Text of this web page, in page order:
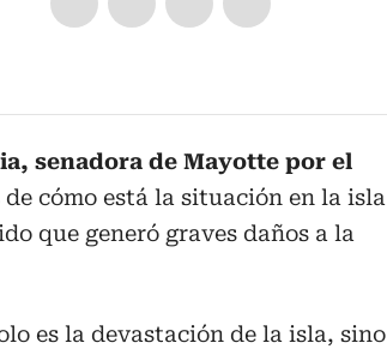
senadora de Mayotte por el
cómo está la situación en la isla
que generó graves daños a la
es la devastación de la isla, sino